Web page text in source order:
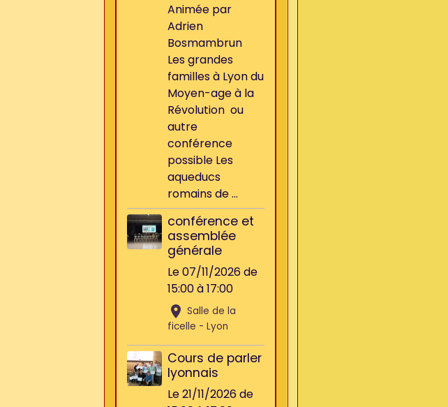
Animée par
Adrien
Bosmambrun
Les grandes
familles à Lyon du
Moyen-age à la
Révolution ou
autre
conférence
possible Les
aqueducs
romains de ...
conférence et
assemblée
générale
Le 07/11/2026de
15:00à 17:00
Salle de la
ficelle - Lyon
Cours de parler
lyonnais
Le 21/11/2026de